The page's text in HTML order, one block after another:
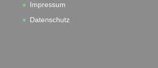
Impressum
Datenschutz